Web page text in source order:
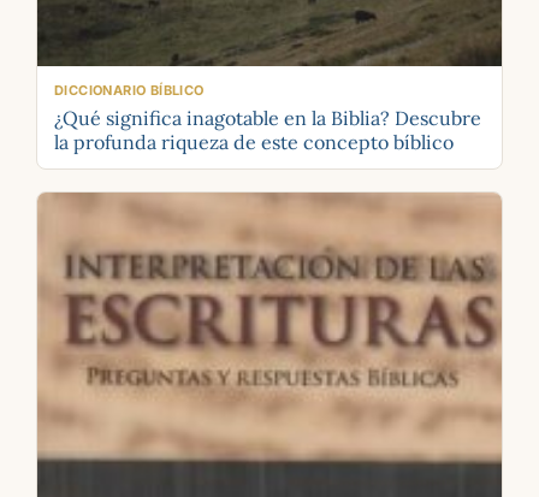
DICCIONARIO BÍBLICO
¿Qué significa inagotable en la Biblia? Descubre
la profunda riqueza de este concepto bíblico